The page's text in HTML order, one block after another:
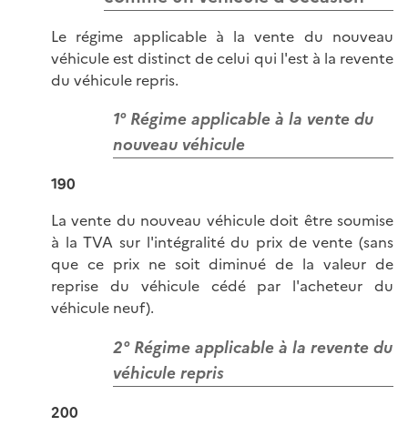
Le régime applicable à la vente du nouveau
véhicule est distinct de celui qui l'est à la revente
du véhicule repris.
1° Régime applicable à la vente du
nouveau véhicule
190
La vente du nouveau véhicule doit être soumise
à la TVA sur l'intégralité du prix de vente (sans
que ce prix ne soit diminué de la valeur de
reprise du véhicule cédé par l'acheteur du
véhicule neuf).
2° Régime applicable à la revente du
véhicule repris
200